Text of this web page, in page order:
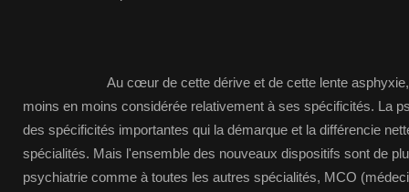
Au cœur de cette dérive et de cette lente asphyxie, la
moins en moins considérée relativement à ses spécificités. La
des spécificités importantes qui la démarque et la différencie
spécialités. Mais l'ensemble des nouveaux dispositifs sont de
psychiatrie comme à toutes les autres spécialités, MCO